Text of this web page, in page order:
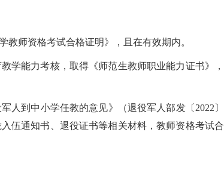
师资格考试合格证明》，且在有效期内。
学能力考核，取得《师范生教师职业能力证书》，
到中小学任教的意见》（退役军人部发〔2022〕
伍通知书、退役证书等相关材料，教师资格考试合